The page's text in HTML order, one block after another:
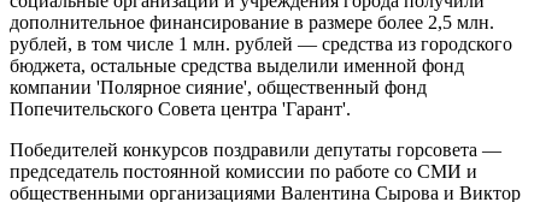
дополнительное финансирование в размере более 2,5 млн.
рублей, в том числе 1 млн. рублей — средства из городского
бюджета, остальные средства выделили именной фонд
компании 'Полярное сияние', общественный фонд
Попечительского Совета центра 'Гарант'.
Победителей конкурсов поздравили депутаты горсовета —
председатель постоянной комиссии по работе со СМИ и
общественными организациями Валентина Сырова и Виктор